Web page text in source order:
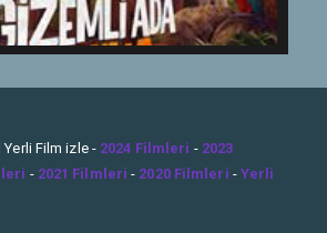
Yerli Film izle - 2024 Filmleri - 2023
- 2021 Filmleri - 2020 Filmleri - Yerli